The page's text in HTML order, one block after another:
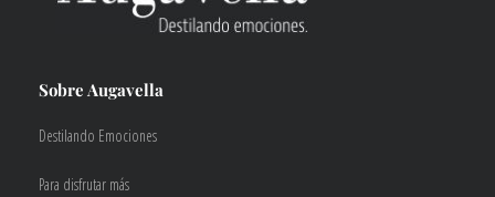
Sobre Augavella
Destilando Emociones
Para disfrutar más